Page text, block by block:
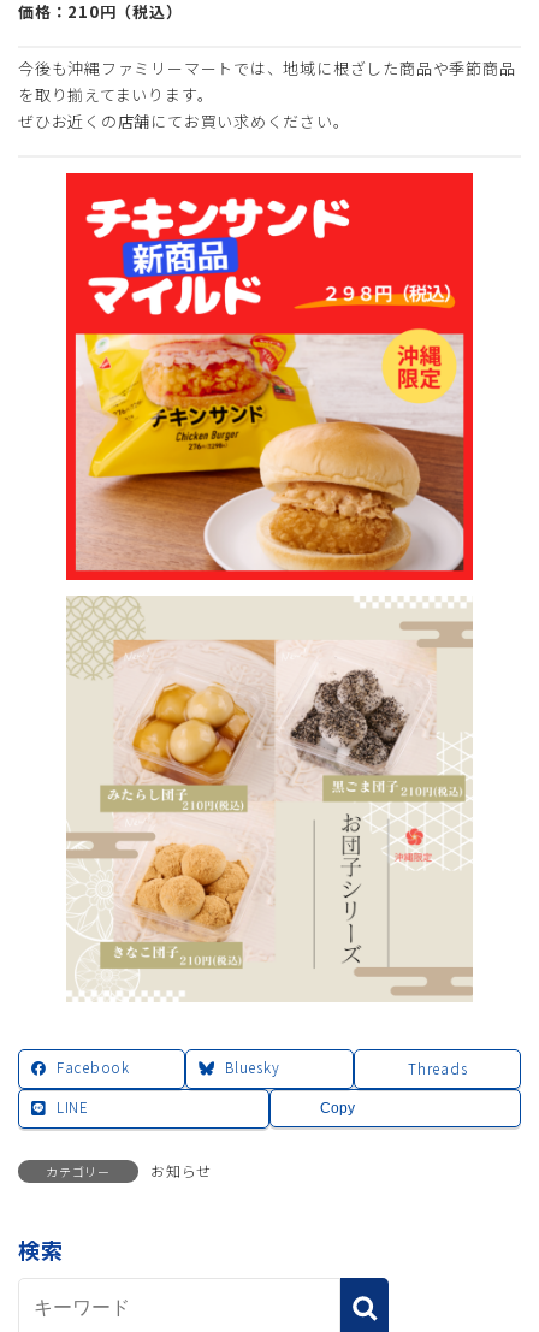
価格：210円（税込）
今後も沖縄ファミリーマートでは、地域に根ざした商品や季節商品
を取り揃えてまいります。
ぜひお近くの店舗にてお買い求めください。
Facebook Bluesky
Threads
LINE
Copy
カテゴリー お知らせ
検索